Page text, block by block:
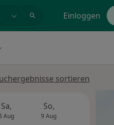
Einloggen
sortieren
Sa,
Aug
So,
9 Aug